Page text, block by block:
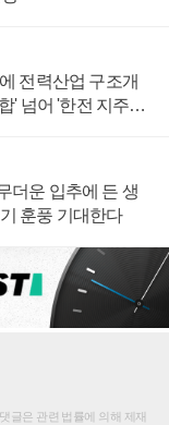
전력산업 구조개
' 넘어 '한전 지주사'
더운 입추에 든 생
훈풍 기대한다
글은 관련 법률에 의해 제재